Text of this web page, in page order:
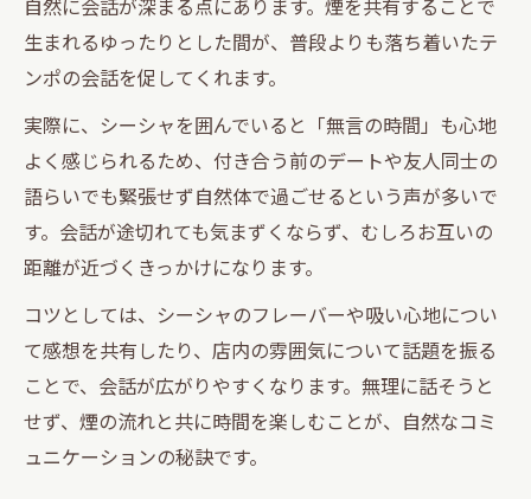
生まれるゆったりとした間が、普段よりも落ち着いたテ
ンポの会話を促してくれます。
実際に、シーシャを囲んでいると「無言の時間」も心地
よく感じられるため、付き合う前のデートや友人同士の
語らいでも緊張せず自然体で過ごせるという声が多いで
す。会話が途切れても気まずくならず、むしろお互いの
距離が近づくきっかけになります。
コツとしては、シーシャのフレーバーや吸い心地につい
て感想を共有したり、店内の雰囲気について話題を振る
ことで、会話が広がりやすくなります。無理に話そうと
せず、煙の流れと共に時間を楽しむことが、自然なコミ
ュニケーションの秘訣です。